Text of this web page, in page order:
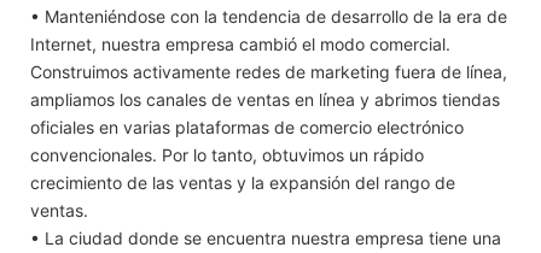
• Manteniéndose con la tendencia de desarrollo de la era de
Internet, nuestra empresa cambió el modo comercial.
Construimos activamente redes de marketing fuera de línea,
ampliamos los canales de ventas en línea y abrimos tiendas
oficiales en varias plataformas de comercio electrónico
convencionales. Por lo tanto, obtuvimos un rápido
crecimiento de las ventas y la expansión del rango de
ventas.
• La ciudad donde se encuentra nuestra empresa tiene una